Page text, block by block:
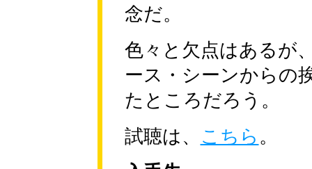
念だ。
色々と欠点はあるが
ース・シーンからの
たところだろう。
試聴は、
こちら 。